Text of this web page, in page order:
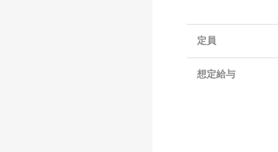
定員
想定給与